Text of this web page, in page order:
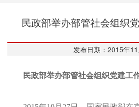
民政部举办部管社会组织
发布日期：2015年
民政部举办部管社会组织党建工